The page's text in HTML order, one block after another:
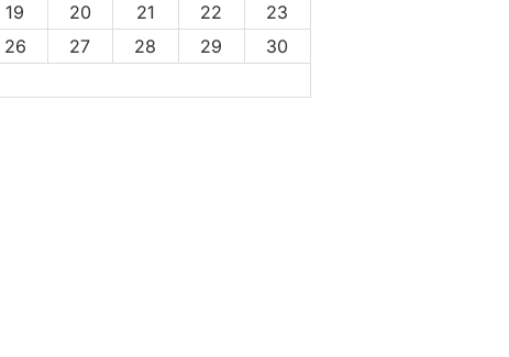
19 20 21 22
23
26 27 28 29
30